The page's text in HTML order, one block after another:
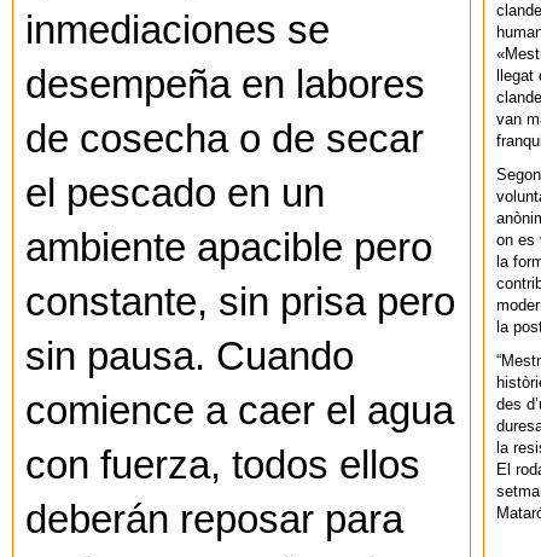
inmediaciones se
desempeña en labores
de cosecha o de secar
el pescado en un
ambiente apacible pero
constante, sin prisa pero
sin pausa. Cuando
comience a caer el agua
con fuerza, todos ellos
deberán reposar para
van
on es
la
la
des
la
El